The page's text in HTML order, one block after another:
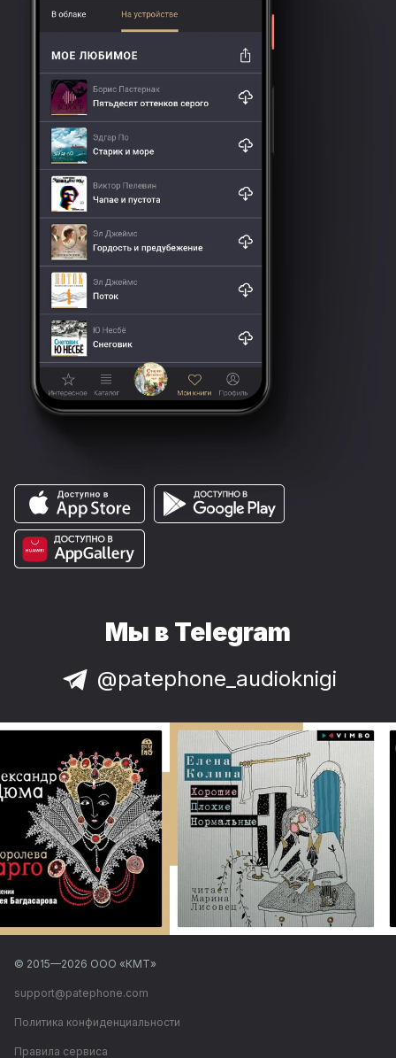
Мы в Telegram
@patephone_audioknigi
© 2015—2026 ООО «КМТ»
support@patephone.com
Политика конфиденциальности
Правила сервиса